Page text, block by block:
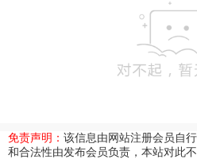
免责声明： 该信息由网站注册会员自
和合法性由发布会员负责，本站对此